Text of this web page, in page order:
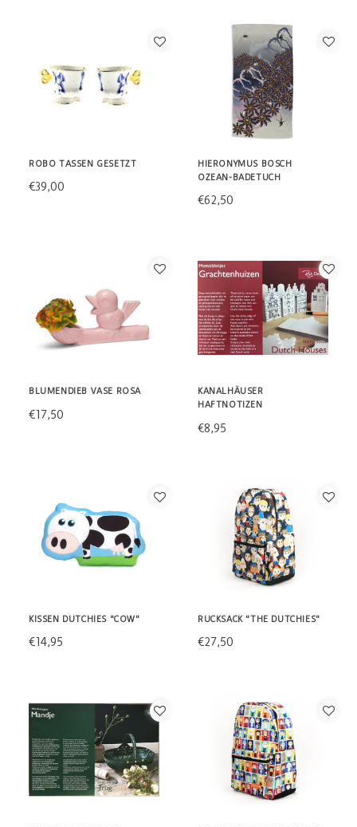
ROBO TASSEN GESETZT
€39,00
HIERONYMUS BOSCH
OZEAN-BADETUCH
€62,50
BLUMENDIEB VASE ROSA
€17,50
KANALHÄUSER
HAFTNOTIZEN
€8,95
KISSEN DUTCHIES "COW"
€14,95
RUCKSACK "THE DUTCHIES"
€27,50